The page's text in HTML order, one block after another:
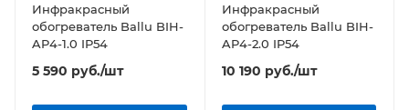
Инфракрасный
обогреватель Ballu BIH-
AP4-1.0 IP54
5 590 руб./шт
Инфракрасный
обогреватель Ballu BIH-
AP4-2.0 IP54
10 190 руб./шт